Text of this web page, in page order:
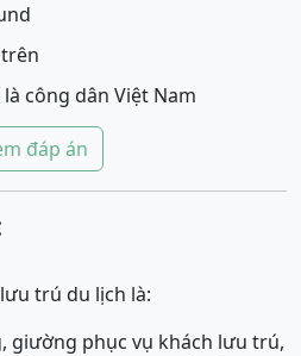
công dân Việt Nam
đáp án
trú du lịch là:
giường phục vụ khách lưu trú,